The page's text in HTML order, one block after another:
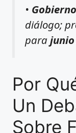
• Gobierno
diálogo;
parajunio
Por
Un
Sobre